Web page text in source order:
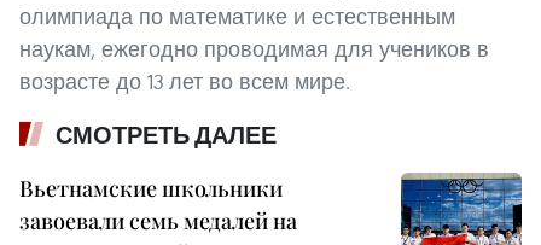
олимпиада по математике и естественным
наукам, ежегодно проводимая для учеников в
возрасте до 13 лет во всем мире.
СМОТРЕТЬ ДАЛЕЕ
Вьетнамские школьники
завоевали семь медалей на